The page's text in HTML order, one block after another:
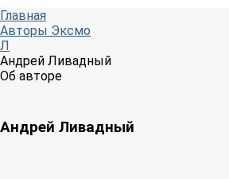
Главная
Авторы Эксмо
Л
Андрей Ливадный
Об авторе
Андрей Ливадный